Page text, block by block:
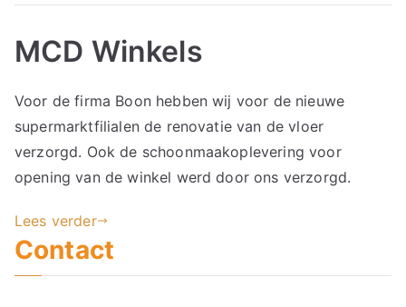
MCD Winkels
Voor de firma Boon hebben wij voor de nieuwe
supermarktfilialen de renovatie van de vloer
verzorgd. Ook de schoonmaakoplevering voor
opening van de winkel werd door ons verzorgd.
Lees verder
Contact